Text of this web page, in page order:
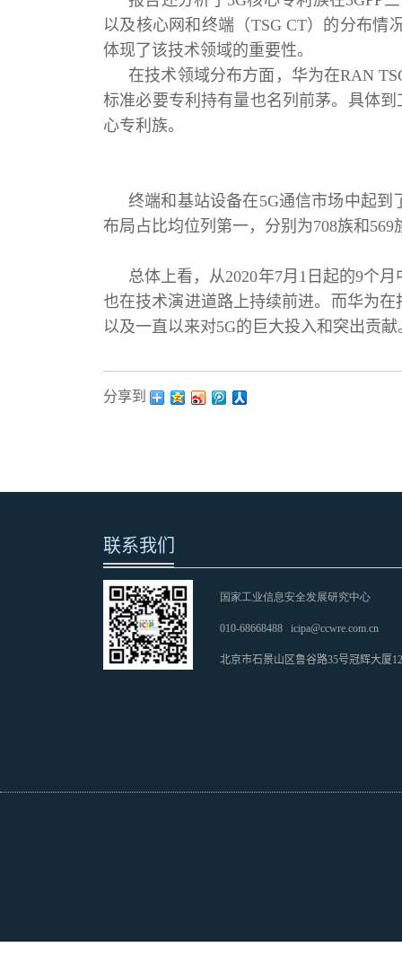
以及核心网和终端（TSG CT）的分布情
体现了该技术领域的重要性。
在技术领域分布方面，华为在RAN
标准必要专利持有量也名列前茅。具体到
心专利族。
终端和基站设备在5G通信市场中起
布局占比均位列第一，分别为708族和569
总体上看，从2020年7月1日起的9个
也在技术演进道路上持续前进。而华为
以及一直以来对5G的巨大投入和突出贡献
分享到：
联系我们
国家工业信息安全发展研究中心
010-68668488 icipa@ccwre.com.cn
北京市石景山区鲁谷路35号冠辉大厦